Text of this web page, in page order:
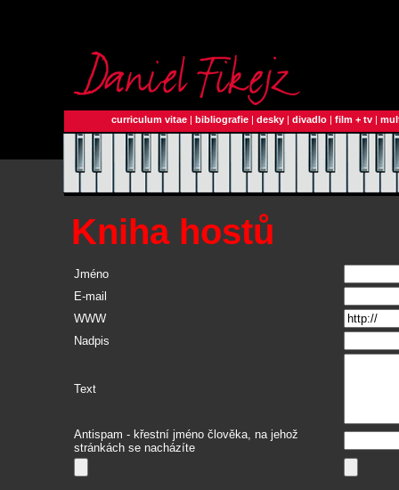
curriculum vitae | bibliografie | desky | divadlo | film + tv |
Kniha hostů
Jméno
E-mail
WWW
Nadpis
Text
Antispam - křestní jméno člověka, na jehož
stránkách se nacházíte